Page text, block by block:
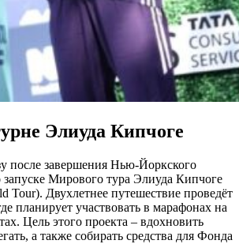
Элиуда Кипчоге
после завершения Нью-Йоркского
Мирового тура Элиуда Кипчоге
Tour). Двухлетнее путешествие проведёт
планирует участвовать в марафонах на
Цель этого проекта – вдохновить
а также собирать средства для Фонда